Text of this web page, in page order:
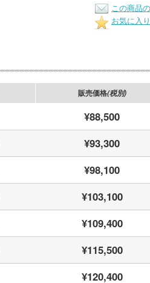
この商品
お気に入
販売価格(税別)
¥88,500
¥93,300
¥98,100
¥103,100
¥109,400
¥115,500
¥120,400